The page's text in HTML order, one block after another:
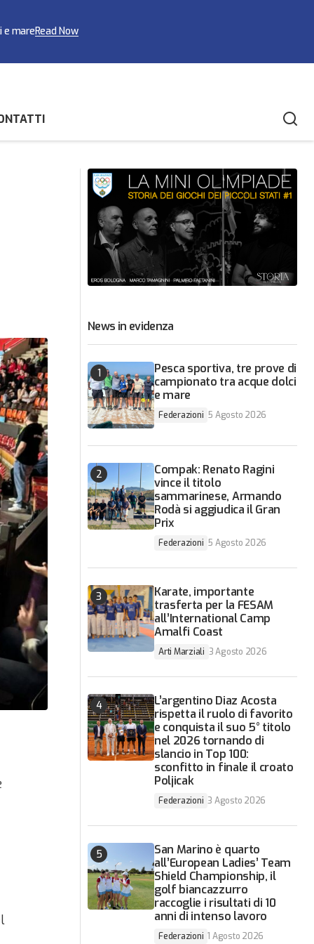
e mareRead Now
di Raffa
News in evidenza
Pesca sportiva, tre prove di
campionato tra acque dolci
e mare
Federazioni 5 Agosto 2026
Compak: Renato Ragini
vince il titolo
sammarinese, Armando
Rodà si aggiudica il Gran
Prix
Federazioni 5 Agosto 2026
Karate, importante
trasferta per la FESAM
all’International Camp
Amalfi Coast
Arti Marziali 3 Agosto 2026
L’argentino Diaz Acosta
rispetta il ruolo di favorito
e conquista il suo 5° titolo
nel 2026 tornando di
slancio in Top 100:
sconfitto in finale il croato
Poljicak
Federazioni 3 Agosto 2026
San Marino è quarto
all’European Ladies’ Team
Shield Championship, il
golf biancazzurro
raccoglie i risultati di 10
anni di intenso lavoro
Federazioni 1 Agosto 2026